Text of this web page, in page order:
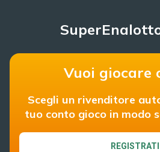
Vuoi giocare
Scegli un rivenditore
tuo conto gioco in modo
REGISTRATI